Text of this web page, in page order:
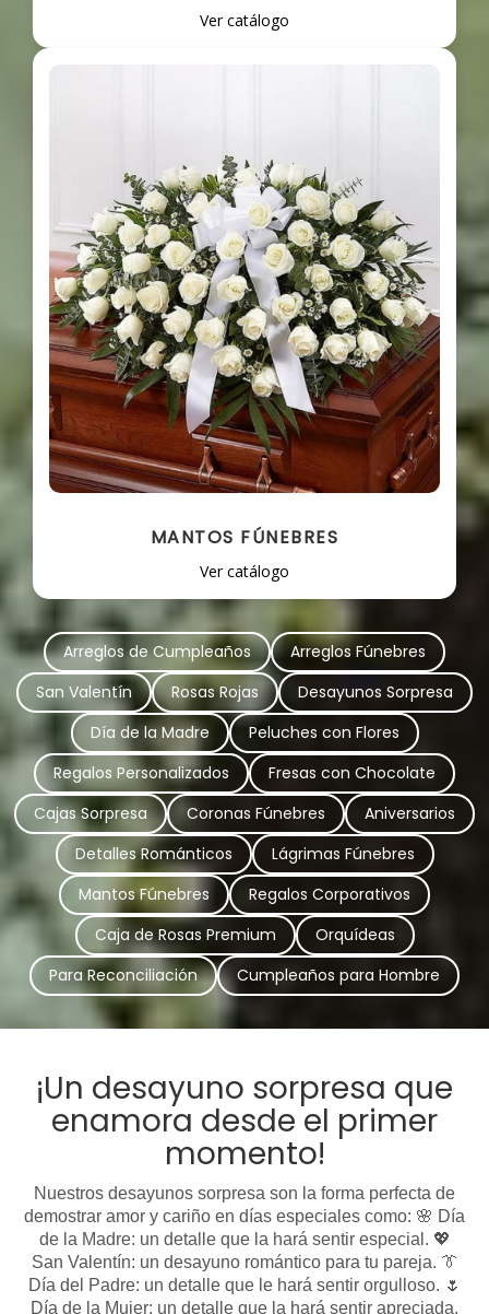
Ver catálogo
MANTOS FÚNEBRES
Ver catálogo
Arreglos de Cumpleaños
Arreglos Fúnebres
San Valentín
Rosas Rojas
Desayunos Sorpresa
Día de la Madre
Peluches con Flores
Regalos Personalizados
Fresas con Chocolate
Cajas Sorpresa
Coronas Fúnebres
Aniversarios
Detalles Románticos
Lágrimas Fúnebres
Mantos Fúnebres
Regalos Corporativos
Caja de Rosas Premium
Orquídeas
Para Reconciliación
Cumpleaños para Hombre
¡Un desayuno sorpresa que
enamora desde el primer
momento!
Nuestros desayunos sorpresa son la forma perfecta de
demostrar amor y cariño en días especiales como: 🌸 Día
de la Madre: un detalle que la hará sentir especial. 💖
San Valentín: un desayuno romántico para tu pareja. 👔
Día del Padre: un detalle que le hará sentir orgulloso. 🌷
Día de la Mujer: un detalle que la hará sentir apreciada.